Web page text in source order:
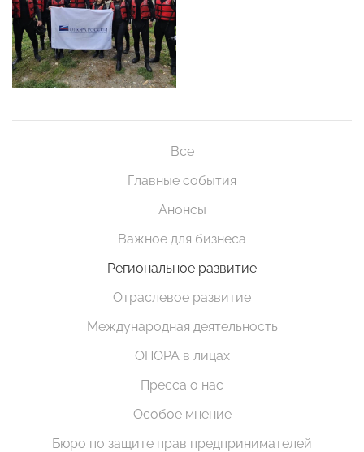
Все
Главные события
Анонсы
Важное для бизнеса
Региональное развитие
Отраслевое развитие
Международная деятельность
ОПОРА в лицах
Пресса о нас
Особое мнение
Бюро по защите прав предпринимателей